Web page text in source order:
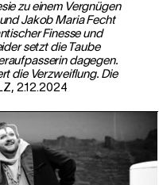
zu einem Vergnügen
Jakob Maria Fecht
Finesse und
setzt die Taube
dagegen.
die Verzweiflung. Die
2.12.2024